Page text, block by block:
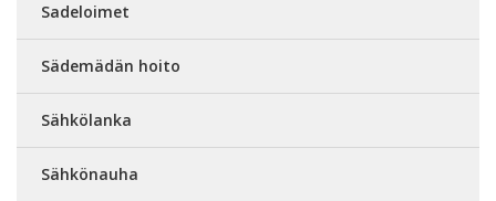
Sadeloimet
Sädemädän hoito
Sähkölanka
Sähkönauha